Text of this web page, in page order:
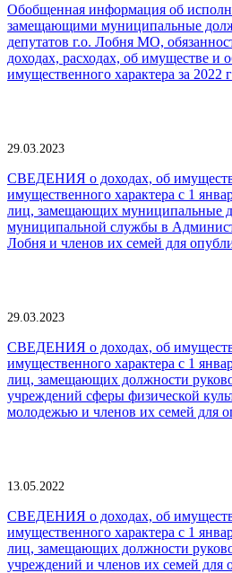
Обобщенная информация об
замещающими муниципальные
депутатов г.о. Лобня МО,
доходах, расходах, об имуществе и
имущественного характера за 2022
29.03.2023
СВЕДЕНИЯ о доходах, об
имущественного характера с 1
лиц, замещающих муниципальные
муниципальной службы в
Лобня и членов их семей для
29.03.2023
СВЕДЕНИЯ о доходах, об
имущественного характера с 1
лиц, замещающих должности
учреждений сферы физической
молодежью и членов их семей для
13.05.2022
СВЕДЕНИЯ о доходах, об
имущественного характера с 1
лиц, замещающих должности
учреждений и членов их семей для